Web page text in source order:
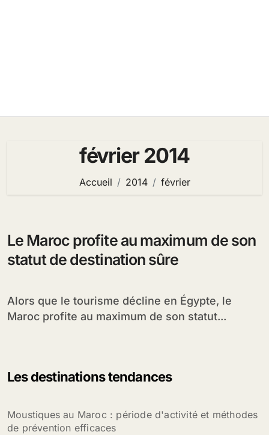
février 2014
Accueil 2014 février
Le Maroc profite au maximum de son
statut de destination sûre
Alors que le tourisme décline en Égypte, le
Maroc profite au maximum de son statut...
Les destinations tendances
Moustiques au Maroc : période d'activité et méthodes
de prévention efficaces